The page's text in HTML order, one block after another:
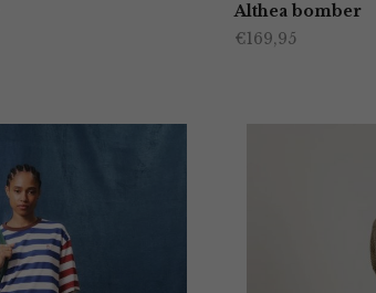
Althea bomber
€169,95